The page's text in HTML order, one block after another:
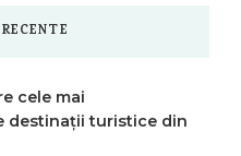
cele mai
destinații turistice din